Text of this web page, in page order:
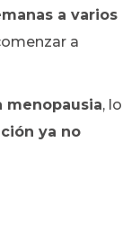
a varios
a
menopausia, lo
ya no